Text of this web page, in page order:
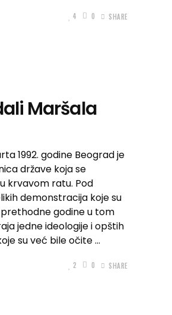
4 0 SHARE
Maršala
1992. godine Beograd je
države koja se
krvavom ratu. Pod
demonstracija koje su
godine u tom
jedne ideologije i opštih
su već bile očite
2 0 SHARE